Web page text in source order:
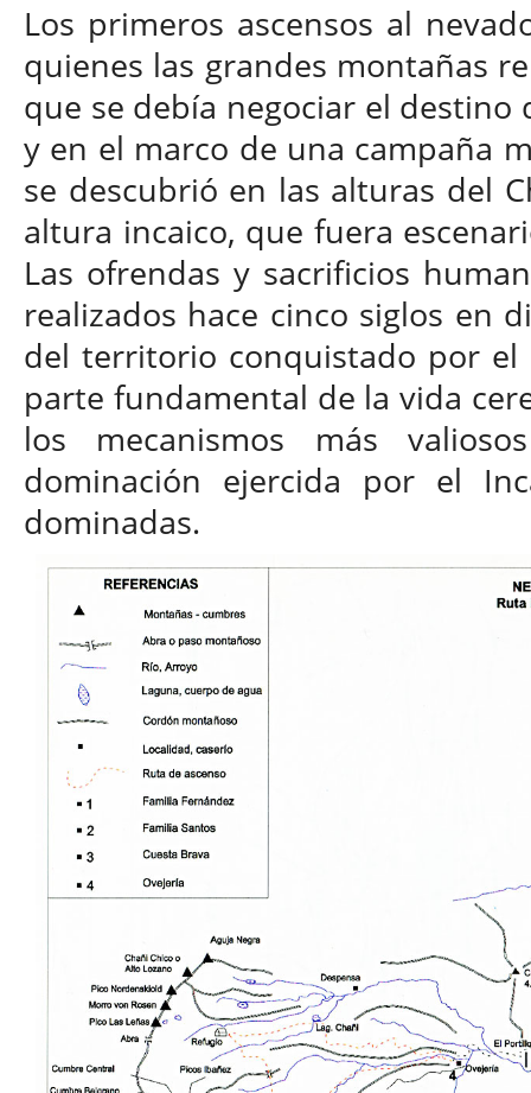
Los primeros ascensos al
quienes las grandes montañas
que se debía negociar el destino
y en el marco de una campaña
se descubrió en las alturas del
altura incaico, que fuera
Las ofrendas y sacrificios
realizados hace cinco siglos en
del territorio conquistado por
parte fundamental de la vida
los mecanismos más
dominación ejercida por el
dominadas.